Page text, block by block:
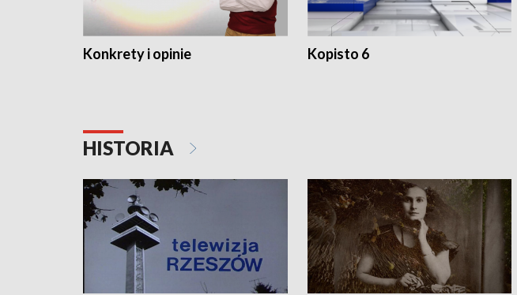
Konkrety i opinie Kopisto 6
HISTORIA